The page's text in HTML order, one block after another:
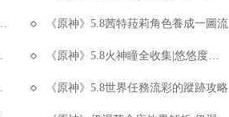
《原神》5.8茜特菈莉角色養成一圖流
《原神》5.8火神瞳全收集|悠悠度假村火神瞳全收集Part1
《原神》5.8世界任務流彩的蹤跡攻略